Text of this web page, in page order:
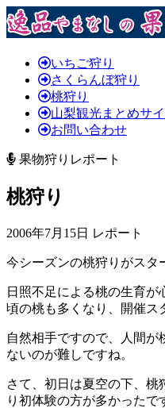
いちご狩り
さくらんぼ狩り
桃狩り
山梨観光まとめサイ
お問い合わせ
果物狩りレポート
桃狩り
2006年7月15日 レポート
今シーズンの桃狩りがスタ
日照不足による桃の生育
頃の桃も多くなり、開催ス
自然相手ですので、人間が
ないのが難しですね。
さて、初日は夏空の下、
り初体験の方が多かった